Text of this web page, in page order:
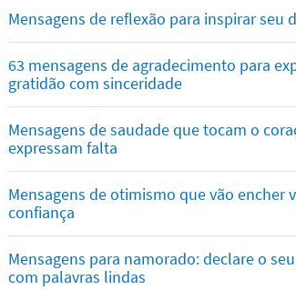
Mensagens de reflexão para inspirar seu
63 mensagens de agradecimento para
gratidão com sinceridade
Mensagens de saudade que tocam o
expressam falta
Mensagens de otimismo que vão encher
confiança
Mensagens para namorado: declare o
com palavras lindas